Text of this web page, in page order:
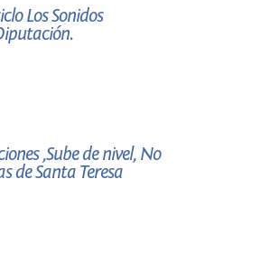
Los Sonidos
,Sube de nivel, No
de Santa Teresa